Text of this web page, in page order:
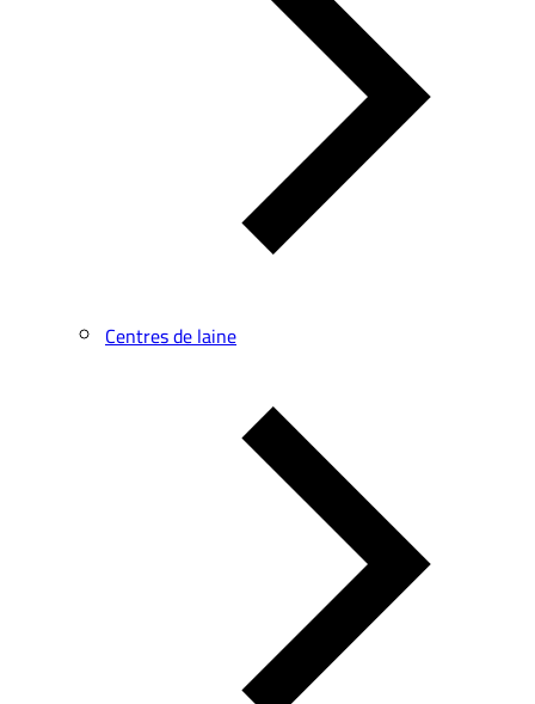
Centres de laine